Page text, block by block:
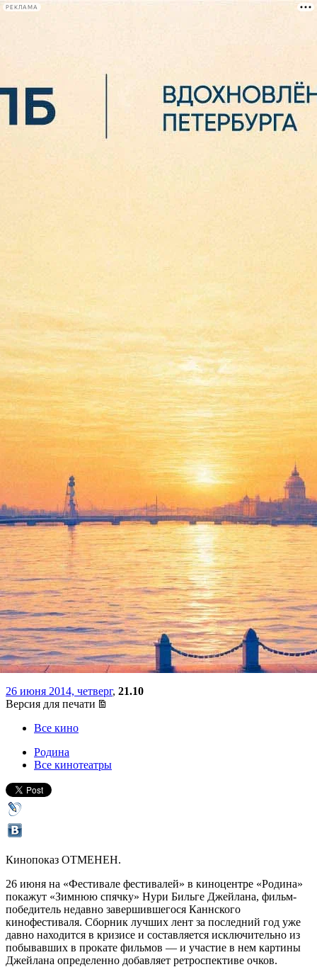
РЕКЛАМА
Сегодня:
Лауреата «Золотой
пальмовой ветви»-2014
покажут на «Фестивале
фестивалей»
26 июня 2014, четверг, 21.10
Версия для печати
Все кино
Родина
Все кинотеатры
Кинопоказ ОТМЕНЕН.
26 июня на «Фестивале фестивалей» в киноцентре «Родина»
покажут «Зимнюю спячку» Нури Бильге Джейлана, фильм-
победитель недавно завершившегося Каннского
кинофестиваля. Сборник лучших лент за последний год уже
давно находится в кризисе и составляется исключительно из
побывавших в прокате фильмов — и участие в нем картины
Джейлана определенно добавляет ретроспективе очков.